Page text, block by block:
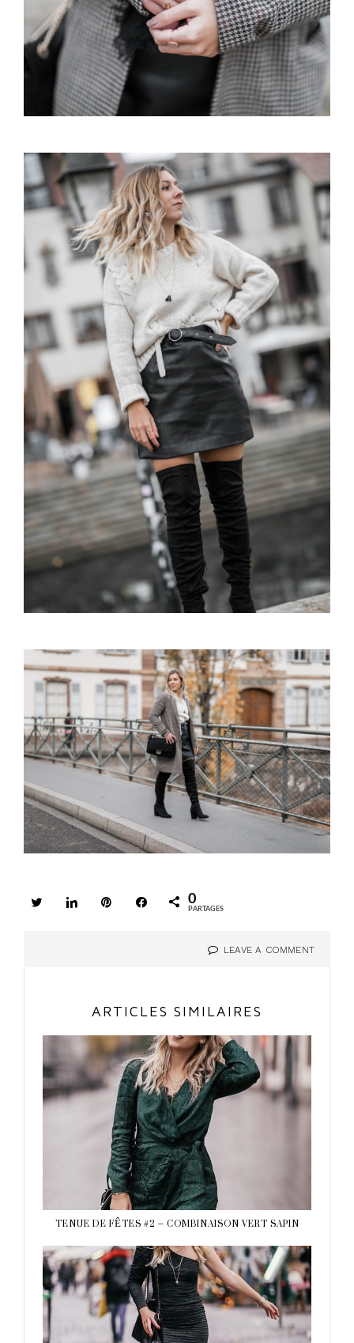
Tweetez Partagez EnregistrerPartagez
0
PARTAGES
LEAVE A COMMENT
ARTICLES SIMILAIRES
TENUE DE FÊTES #2 – COMBINAISON VERT SAPIN